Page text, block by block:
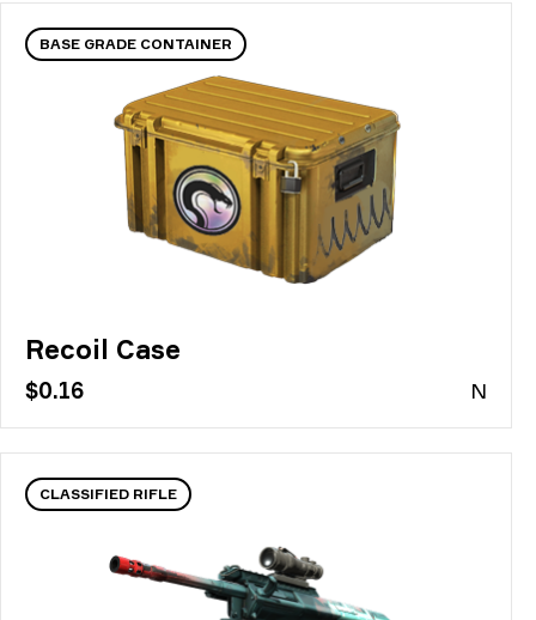
BASE GRADE CONTAINER
Recoil Case
$0.16 N
CLASSIFIED RIFLE